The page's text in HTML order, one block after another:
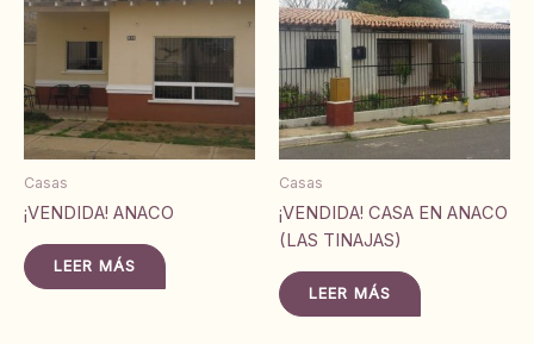
Casas
¡VENDIDA! ANACO
LEER MÁS
Casas
¡VENDIDA! CASA EN ANACO
(LAS TINAJAS)
LEER MÁS